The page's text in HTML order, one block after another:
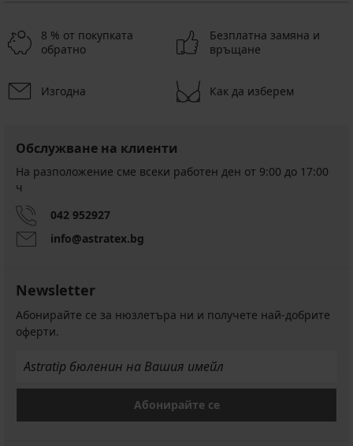
8 % от покупката
обратно
Безплатна замяна и
връщане
Изгодна Как да изберем
Обслужване на клиенти
На разположение сме всеки работен ден от 9:00 до 17:00
ч
042 952927
info@astratex.bg
Newsletter
Абонирайте се за нюзлетъра ни и получете най-добрите
оферти.
Абонирайте се